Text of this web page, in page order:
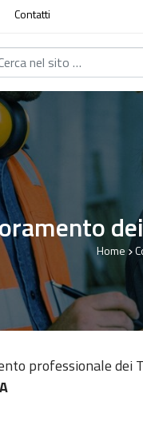
Contatti
nel sito...
Home
professionale dei